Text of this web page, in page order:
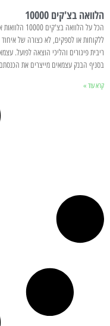
הלוואה בצ'קים 10000
הכל על
ללקוחות או לספקים, לא כצורה של איחוד
בסניף הבנק עצמאים מייצרים את
קרא עוד »